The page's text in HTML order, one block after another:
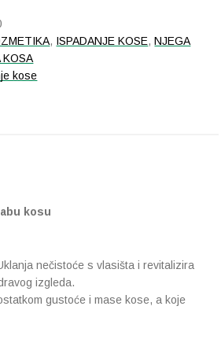
, ISPADANJE KOSE,NJEGA
KOSA
kose
kosu
nečistoće s vlasišta i revitalizira
izgleda.
gustoće i mase kose, a koje